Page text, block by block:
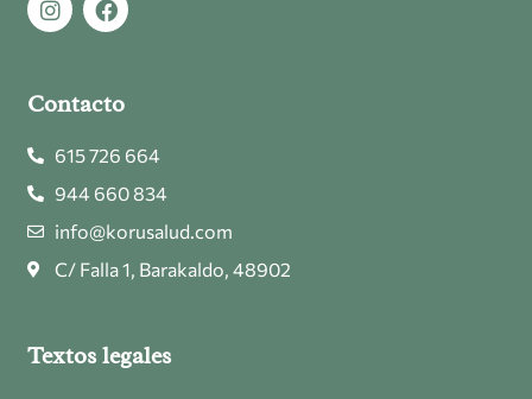
Contacto
615 726 664
944 660 834
info@korusalud.com
C/ Falla 1, Barakaldo, 48902
Textos legales